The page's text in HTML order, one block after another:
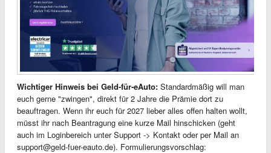
Wichtiger Hinweis bei Geld-für-eAuto: Standardmäßig will man
euch gerne "zwingen", direkt für 2 Jahre die Prämie dort zu
beauftragen. Wenn ihr euch für 2027 lieber alles offen halten wollt,
müsst ihr nach Beantragung eine kurze Mail hinschicken (geht
auch im Loginbereich unter Support -> Kontakt oder per Mail an
support@geld-fuer-eauto.de). Formulierungsvorschlag: